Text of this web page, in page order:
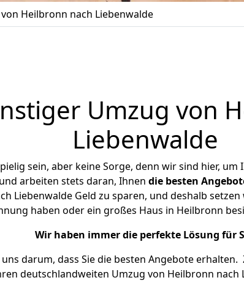
Heilbronn nach Liebenwalde
Umzug von
Liebenwalde
sein, aber keine Sorge, denn wir sind hier, um
und arbeiten stets daran, Ihnen die besten
Liebenwalde Geld zu sparen, und deshalb
haben oder ein großes Haus in Heilbronn
Wir haben immer die perfekte Lösung für
darum, dass Sie die besten Angebote erhalten.
deutschlandweiten Umzug von Heilbronn nach